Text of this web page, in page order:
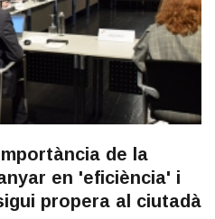
de la
en 'eficiència' i
propera al ciutadà